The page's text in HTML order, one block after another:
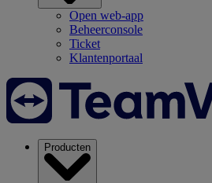
Open web-app
Beheerconsole
Ticket
Klantenportaal
Producten